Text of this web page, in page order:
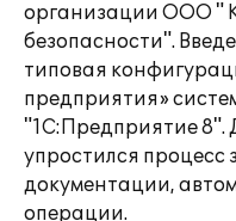
организации ООО "
безопасности".
типовая
предприятия»
"1С:Предприятие 8".
упростился процесс
документации,
операции.